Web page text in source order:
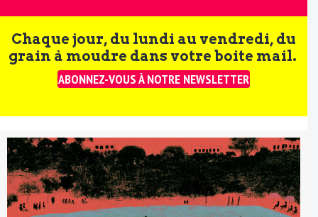
Chaque jour, du lundi au vendredi, du
grain à moudre dans votre boite mail.
ABONNEZ-VOUS À NOTRE NEWSLETTER